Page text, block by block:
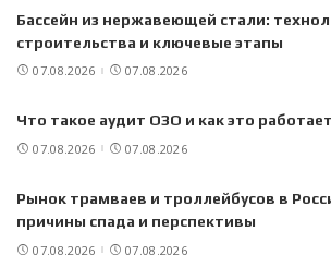
Бассейн из нержавеющей стали:
строительства и ключевые этапы
07.08.2026 07.08.2026
Что такое аудит ОЗО и как это работает
07.08.2026 07.08.2026
Рынок трамваев и троллейбусов в
причины спада и перспективы
07.08.2026 07.08.2026